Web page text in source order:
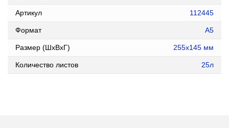
Артикул 112445
Формат А5
Размер (ШxВxГ) 255x145 мм
Количество листов 25л